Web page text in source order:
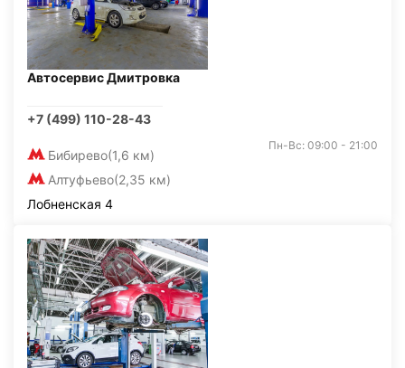
Автосервис Дмитровка
+7 (499) 110-28-43
Бибирево(1,6 км)
Алтуфьево(2,35 км)
Пн-Вс: 09:00 - 21:00
Лобненская 4